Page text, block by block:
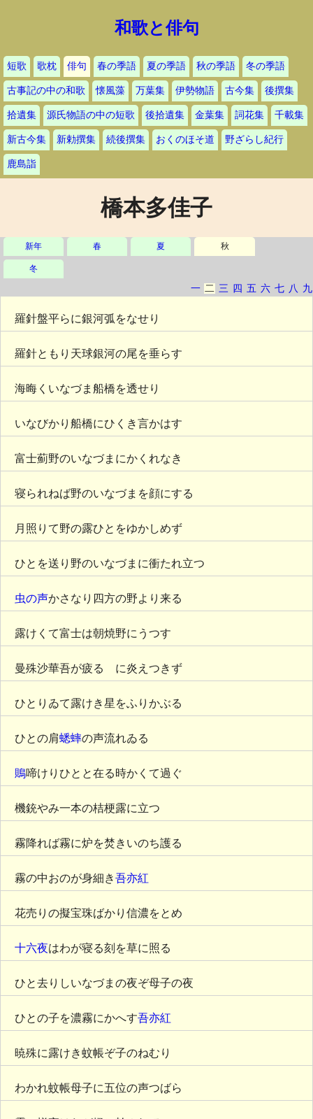
和歌と俳句
短歌 歌枕 俳句 春の季語 夏の季語 秋の季語 冬の季語
古事記の中の和歌 懐風藻 万葉集 伊勢物語 古今集 後撰集
拾遺集 源氏物語の中の短歌 後拾遺集 金葉集 詞花集 千載集
新古今集 新勅撰集 続後撰集 おくのほそ道 野ざらし紀行
鹿島詣
橋本多佳子
新年 春 夏 秋
冬
一 二 三 四 五 六 七 八 九
羅針盤平らに銀河弧をなせり
羅針ともり天球銀河の尾を垂らす
海晦くいなづま船橋を透せり
いなびかり船橋にひくき言かはす
富士薊野のいなづまにかくれなき
寝られねば野のいなづまを顔にする
月照りて野の露ひとをゆかしめず
ひとを送り野のいなづまに衝たれ立つ
虫の声かさなり四方の野より来る
露けくて富士は朝焼野にうつす
曼殊沙華吾が疲るゝに炎えつきず
ひとりゐて露けき星をふりかぶる
ひとの肩蟋蟀の声流れゐる
鵙啼けりひとと在る時かくて過ぐ
機銃やみ一本の桔梗露に立つ
霧降れば霧に炉を焚きいのち護る
霧の中おのが身細き吾亦紅
花売りの擬宝珠ばかり信濃をとめ
十六夜はわが寝る刻を草に照る
ひと去りしいなづまの夜ぞ母子の夜
ひとの子を濃霧にかへす吾亦紅
暁殊に露けき蚊帳ぞ子のねむり
わかれ蚊帳母子に五位の声つばら